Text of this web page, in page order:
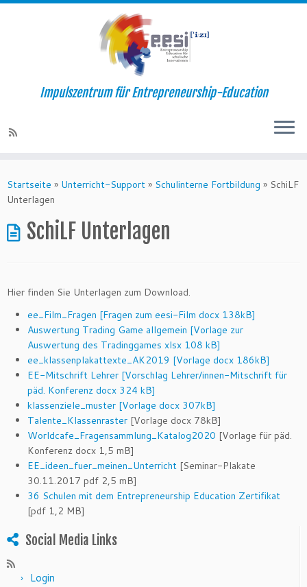
Impulszentrum für Entrepreneurship-Education
Startseite » Unterricht-Support » Schulinterne Fortbildung » SchiLF
Unterlagen
SchiLF Unterlagen
Hier finden Sie Unterlagen zum Download.
ee_Film_Fragen [Fragen zum eesi-Film docx 138kB]
Auswertung Trading Game allgemein [Vorlage zur
Auswertung des Tradinggames xlsx 108 kB]
ee_klassenplakattexte_AK2019 [Vorlage docx 186kB]
EE-Mitschrift Lehrer [Vorschlag Lehrer/innen-Mitschrift für
päd. Konferenz docx 324 kB]
klassenziele_muster [Vorlage docx 307kB]
Talente_Klassenraster [Vorlage docx 78kB]
Worldcafe_Fragensammlung_Katalog2020 [Vorlage für päd.
Konferenz docx 1,5 mB]
EE_ideen_fuer_meinen_Unterricht [Seminar-Plakate
30.11.2017 pdf 2,5 mB]
36 Schulen mit dem Entrepreneurship Education Zertifikat
[pdf 1,2 MB]
Social Media Links
Login